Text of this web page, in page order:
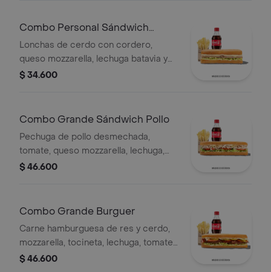
Combo Personal Sándwich
Cordero
Lonchas de cerdo con cordero,
queso mozzarella, lechuga batavia y
salsa Qbano
$ 34.600
Combo Grande Sándwich Pollo
Pechuga de pollo desmechada,
tomate, queso mozzarella, lechuga,
mayonesa, papas a la francesa y
$ 46.600
Combo Grande Burguer
Carne hamburguesa de res y cerdo,
mozzarella, tocineta, lechuga, tomate,
pepinillos, salsa BBQ, salsa Qbano,
$ 46.600